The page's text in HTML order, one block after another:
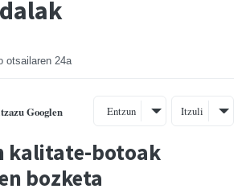
otsailaren 24a
Googlen Entzun Itzuli
kalitate-botoak
bozketa